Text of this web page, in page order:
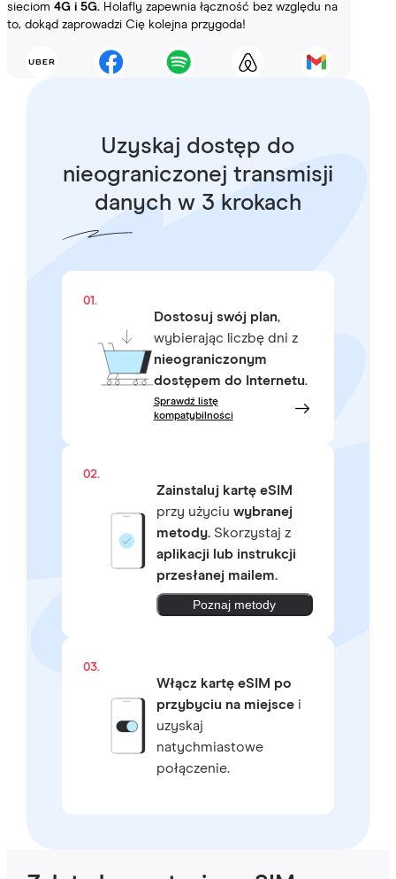
sieciom 4G i 5G. Holafly zapewnia łączność bez względu na
to, dokąd zaprowadzi Cię kolejna przygoda!
Uzyskaj dostęp do
nieograniczonej transmisji
danych w 3 krokach
01.
Dostosuj swój plan,
wybierając liczbę dni z
nieograniczonym
dostępem do Internetu.
Sprawdź listę
kompatybilności
02.
Zainstaluj kartę eSIM
przy użyciu wybranej
metody.Skorzystaj z
aplikacji lub instrukcji
przesłanej mailem.
Poznaj metody
03.
Włącz kartę eSIM po
przybyciu na miejscei
uzyskaj
natychmiastowe
połączenie.